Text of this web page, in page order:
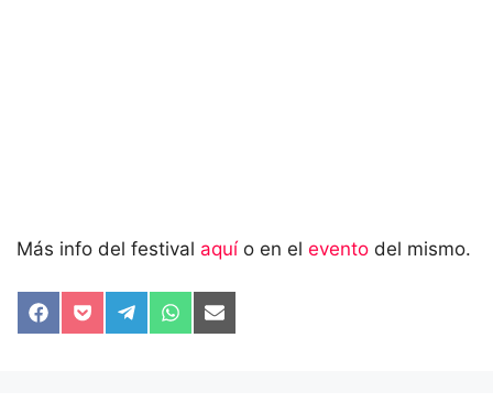
Más info del festival aquío en el evento del mismo.
Compartir
en
Compartir
en
Compartir
en
Compartir
en
Compartir
en